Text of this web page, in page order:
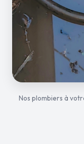
Nos plombiers à